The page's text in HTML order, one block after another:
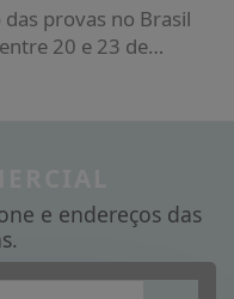
das provas no Brasil
20 e 23 de
e endereços das